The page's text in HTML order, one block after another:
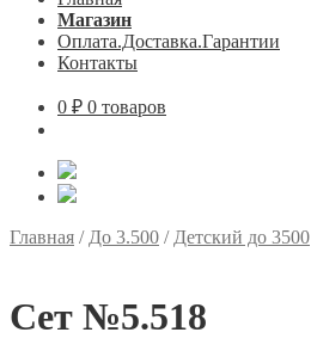
Магазин
Оплата.Доставка.Гарантии
Контакты
0 ₽ 0 товаров
Главная / До 3.500 / Детский до 3500
Сет №5.518